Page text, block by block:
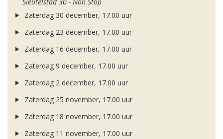
Sleutelstad 30 - Non Stop
Zaterdag 30 december, 17.00 uur
Zaterdag 23 december, 17.00 uur
Zaterdag 16 december, 17.00 uur
Zaterdag 9 december, 17.00 uur
Zaterdag 2 december, 17.00 uur
Zaterdag 25 november, 17.00 uur
Zaterdag 18 november, 17.00 uur
Zaterdag 11 november, 17.00 uur